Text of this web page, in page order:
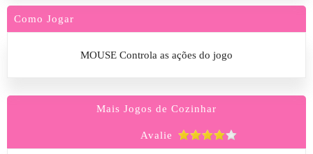
Como Jogar
MOUSE Controla as ações do jogo
Mais Jogos de Cozinhar
Avalie